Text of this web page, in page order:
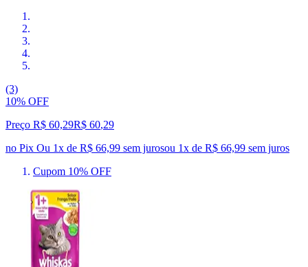
(3)
10% OFF
Preço R$ 60,29R$ 60,29
no Pix Ou 1x de R$ 66,99 sem jurosou 1x de R$ 66,99 sem juros
Cupom 10% OFF